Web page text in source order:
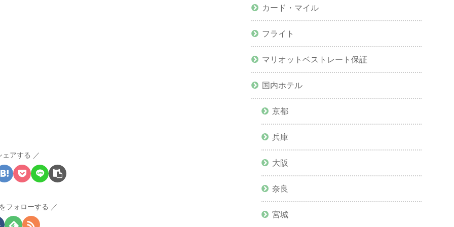
ェアする
フォローする
カード・マイル
フライト
マリオットベストレート保証
国内ホテル
京都
兵庫
大阪
奈良
宮城